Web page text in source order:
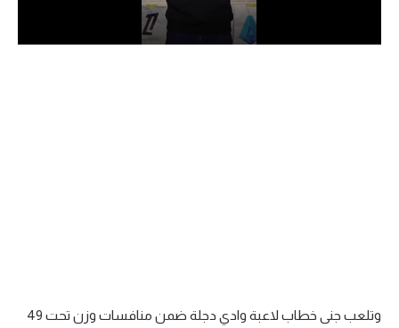
وتلعب جنى خطاب لاعبة وادي دجلة ضمن منافسات وزن تحت 49